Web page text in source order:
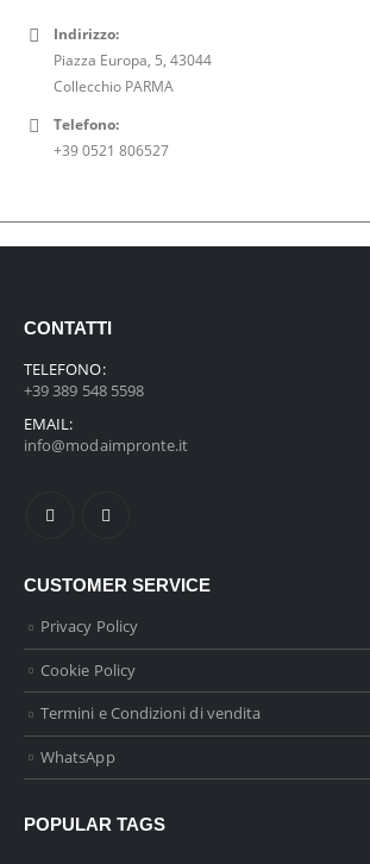
Indirizzo:
Piazza Europa, 5, 43044
Collecchio PARMA
Telefono:
+39 0521 806527
CONTATTI
TELEFONO:
+39 389 548 5598
EMAIL:
info@modaimpronte.it
CUSTOMER SERVICE
Privacy Policy
Cookie Policy
Termini e Condizioni di vendita
WhatsApp
POPULAR TAGS